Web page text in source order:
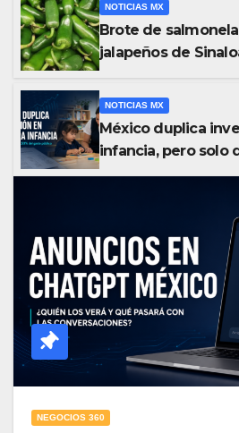
NOTICIAS MX
Brote de
jalapeños de
NOTICIAS MX
México duplica
infancia, pero solo
gasto público
NEGOCIOS 360